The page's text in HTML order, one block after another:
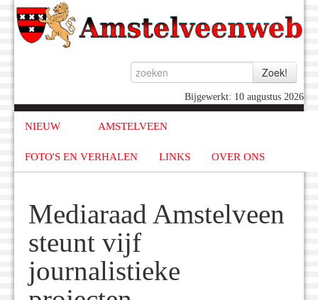
Bijgewerkt: 10 augustus 2026
NIEUW AMSTELVEEN
FOTO'S EN VERHALEN LINKS OVER ONS
Mediaraad Amstelveen
steunt vijf
journalistieke